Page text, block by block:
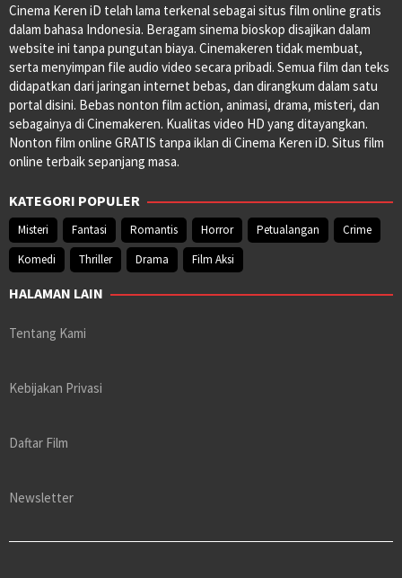
Cinema Keren iD telah lama terkenal sebagai situs film online gratis
dalam bahasa Indonesia. Beragam sinema bioskop disajikan dalam
website ini tanpa pungutan biaya. Cinemakeren tidak membuat,
serta menyimpan file audio video secara pribadi. Semua film dan teks
didapatkan dari jaringan internet bebas, dan dirangkum dalam satu
portal disini. Bebas nonton film action, animasi, drama, misteri, dan
sebagainya di Cinemakeren. Kualitas video HD yang ditayangkan.
Nonton film online GRATIS tanpa iklan di Cinema Keren iD. Situs film
online terbaik sepanjang masa.
KATEGORI POPULER
Misteri Fantasi Romantis Horror Petualangan
Crime
Komedi
Thriller Drama Film Aksi
HALAMAN LAIN
Tentang Kami
Kebijakan Privasi
Daftar Film
Newsletter